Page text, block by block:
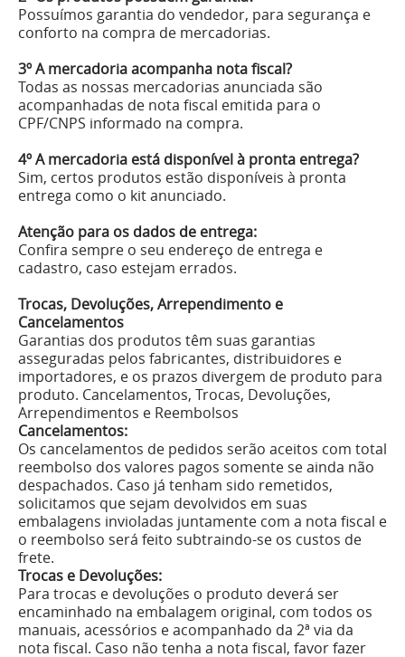
Possuímos garantia do vendedor, para segurança e
conforto na compra de mercadorias.
3º A mercadoria acompanha nota fiscal?
Todas as nossas mercadorias anunciada são
acompanhadas de nota fiscal emitida para o
CPF/CNPS informado na compra.
4º A mercadoria está disponível à pronta entrega?
Sim, certos produtos estão disponíveis à pronta
entrega como o kit anunciado.
Atenção para os dados de entrega:
Confira sempre o seu endereço de entrega e
cadastro, caso estejam errados.
Trocas, Devoluções, Arrependimento e
Cancelamentos
Garantias dos produtos têm suas garantias
asseguradas pelos fabricantes, distribuidores e
importadores, e os prazos divergem de produto para
produto. Cancelamentos, Trocas, Devoluções,
Arrependimentos e Reembolsos
Cancelamentos:
Os cancelamentos de pedidos serão aceitos com total
reembolso dos valores pagos somente se ainda não
despachados. Caso já tenham sido remetidos,
solicitamos que sejam devolvidos em suas
embalagens invioladas juntamente com a nota fiscal e
o reembolso será feito subtraindo-se os custos de
frete.
Trocas e Devoluções:
Para trocas e devoluções o produto deverá ser
encaminhado na embalagem original, com todos os
manuais, acessórios e acompanhado da 2ª via da
nota fiscal. Caso não tenha a nota fiscal, favor fazer